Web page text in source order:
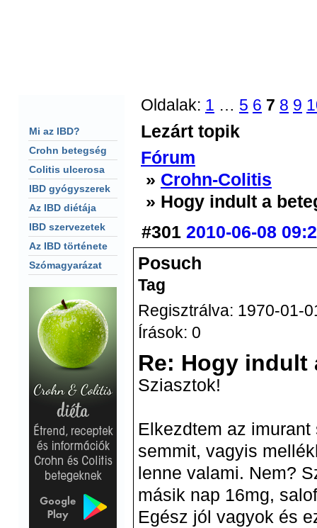
Oldalak: 1 … 5 6 7 8 9
Lezárt topik
Fórum
» Crohn-Colitis
» Hogy indult a
#301 2010-06-08
Posuch
Tag
Regisztrálva: 1970-01-
Írások: 0
Re: Hogy indult
Sziasztok!
Elkezdtem az
semmit, vagyis
lenne valami. Nem?
másik nap 16mg,
Egész jól vagyok és
Mi az IBD?
Crohn betegség
Colitis ulcerosa
IBD gyógyszerek
Az IBD diétája
IBD szervezetek
Az IBD története
Szómagyarázat